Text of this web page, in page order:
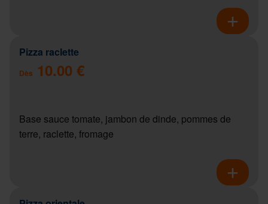
Pizza raclette
Dès 10.00 €
Base sauce tomate, jambon de dinde, pommes de
terre, raclette, fromage